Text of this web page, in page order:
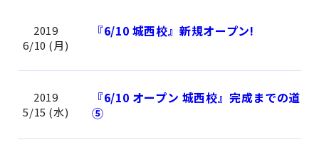
2019
6/10 (月)
『6/10 城西校』新規オープン!
2019
5/15 (水)
『6/10 オープン 城西校』完成までの道
⑤